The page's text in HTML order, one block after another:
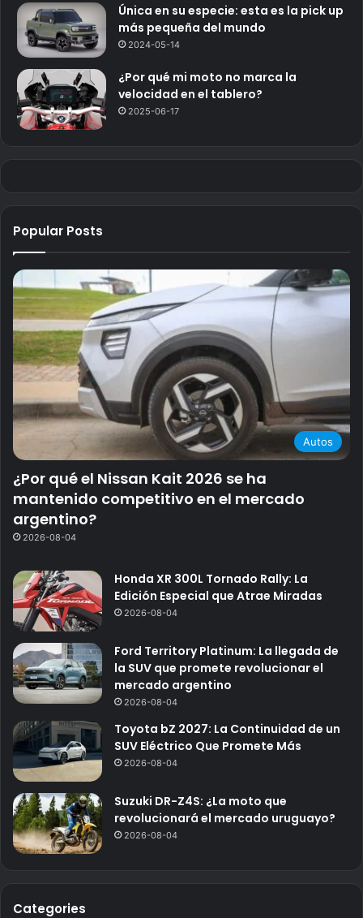
Única en su especie: esta es la pick up
más pequeña del mundo
2024-05-14
¿Por qué mi moto no marca la
velocidad en el tablero?
2025-06-17
Popular Posts
Autos
¿Por qué el Nissan Kait 2026 se ha
mantenido competitivo en el mercado
argentino?
2026-08-04
Honda XR 300L Tornado Rally: La
Edición Especial que Atrae Miradas
2026-08-04
Ford Territory Platinum: La llegada de
la SUV que promete revolucionar el
mercado argentino
2026-08-04
Toyota bZ 2027: La Continuidad de un
SUV Eléctrico Que Promete Más
2026-08-04
Suzuki DR-Z4S: ¿La moto que
revolucionará el mercado uruguayo?
2026-08-04
Categories